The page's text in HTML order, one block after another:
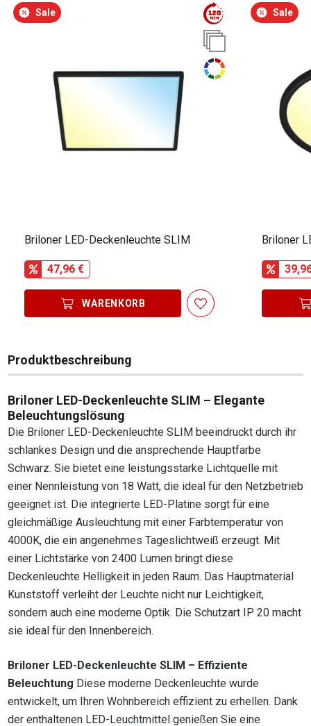
Sale
Briloner LED-Deckenleuchte SLIM
47,96 €
WARENKORB
Sale
Briloner
Produktbeschreibung
Briloner LED-Deckenleuchte SLIM – Elegante
Beleuchtungslösung
Die Briloner LED-Deckenleuchte SLIM beeindruckt durch ihr
schlankes Design und die ansprechende Hauptfarbe
Schwarz. Sie bietet eine leistungsstarke Lichtquelle mit
einer Nennleistung von 18 Watt, die ideal für den Netzbetrieb
geeignet ist. Die integrierte LED-Platine sorgt für eine
gleichmäßige Ausleuchtung mit einer Farbtemperatur von
4000K, die ein angenehmes Tageslichtweiß erzeugt. Mit
einer Lichtstärke von 2400 Lumen bringt diese
Deckenleuchte Helligkeit in jeden Raum. Das Hauptmaterial
Kunststoff verleiht der Leuchte nicht nur Leichtigkeit,
sondern auch eine moderne Optik. Die Schutzart IP 20 macht
sie ideal für den Innenbereich.
Briloner LED-Deckenleuchte SLIM – Effiziente
Beleuchtung Diese moderne Deckenleuchte wurde
entwickelt, um Ihren Wohnbereich effizient zu erhellen. Dank
der enthaltenen LED-Leuchtmittel genießen Sie eine